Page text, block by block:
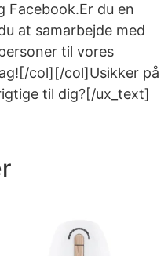
Facebook.Er du en
at samarbejde med
til vores
col][/col]Usikker på
til dig?[/ux_text]